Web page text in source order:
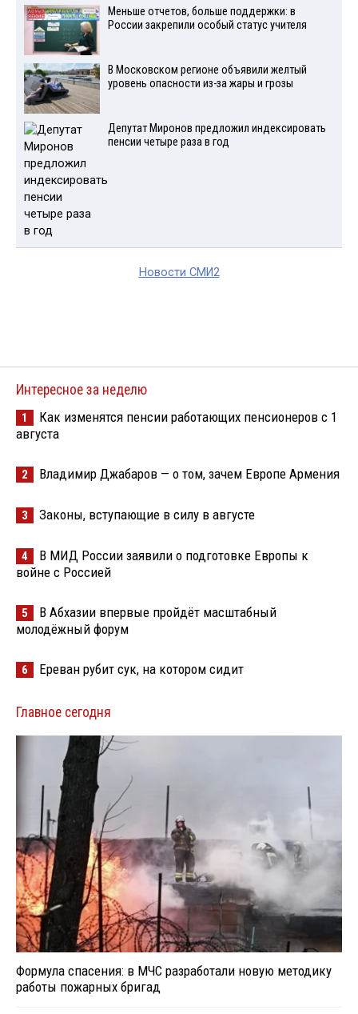
Меньше отчетов, больше поддержки: в
России закрепили особый статус учителя
В Московском регионе объявили желтый
уровень опасности из-за жары и грозы
Депутат Миронов предложил индексировать
пенсии четыре раза в год
Новости СМИ2
Интересное за неделю
1
Как изменятся пенсии работающих пенсионеров с 1
августа
2 Владимир Джабаров — о том, зачем Европе Армения
3 Законы, вступающие в силу в августе
4
В МИД России заявили о подготовке Европы к
войне с Россией
5
В Абхазии впервые пройдёт масштабный
молодёжный форум
6 Ереван рубит сук, на котором сидит
Главное сегодня
Формула спасения: в МЧС разработали новую методику
работы пожарных бригад